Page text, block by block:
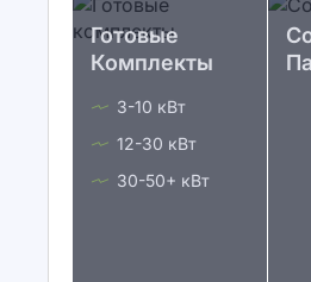
Готовые
Комплекты
3-10 кВт
12-30 кВт
30-50+ кВт